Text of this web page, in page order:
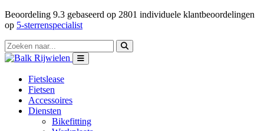
Beoordeling 9.3 gebaseerd op 2801 individuele klantbeoordelingen
op 5-sterrenspecialist
Fietslease
Fietsen
Accessoires
Diensten
Bikefitting